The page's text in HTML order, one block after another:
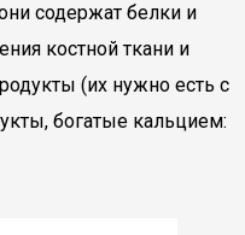
содержат белки и
костной ткани и
(их нужно есть с
богатые кальцием: